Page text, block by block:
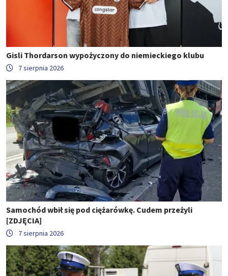
Gisli Thordarson wypożyczony do niemieckiego klubu
7 sierpnia 2026
Samochód wbił się pod ciężarówkę. Cudem przeżyli
[ZDJĘCIA]
7 sierpnia 2026